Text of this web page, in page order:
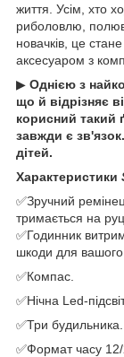
життя. Усім, хто
риболовлю,
новачків, це
аксесуаром з
▶ Однією з
що й відрізняє
корисний такий
завжди є
дітей.
Характеристики
✅Зручний
тримається на
✅Годинник
шкоди для
✅Компас.
✅Нічна Led-
✅Три будильника.
✅Формат часу 12/